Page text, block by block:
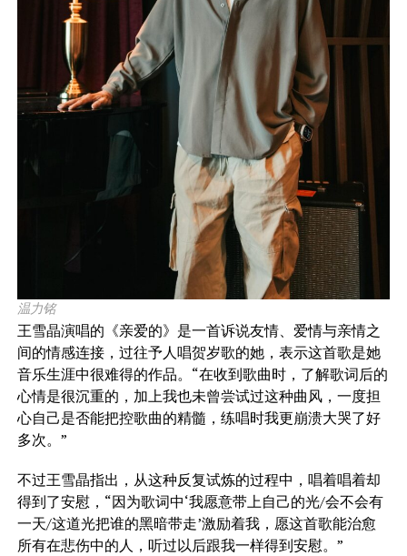
温力铭
王雪晶演唱的《亲爱的》是一首诉说友情、爱情与亲情之
间的情感连接，过往予人唱贺岁歌的她，表示这首歌是她
音乐生涯中很难得的作品。“在收到歌曲时，了解歌词后的
心情是很沉重的，加上我也未曾尝试过这种曲风，一度担
心自己是否能把控歌曲的精髓，练唱时我更崩溃大哭了好
多次。”
不过王雪晶指出，从这种反复试炼的过程中，唱着唱着却
得到了安慰，“因为歌词中‘我愿意带上自己的光/会不会有
一天/这道光把谁的黑暗带走’激励着我，愿这首歌能治愈
所有在悲伤中的人，听过以后跟我一样得到安慰。”